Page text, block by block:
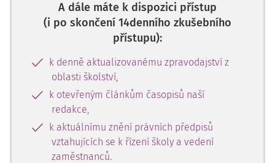
A dále máte k dispozici přístup
(i po skončení 14denního zkušebního
přístupu):
k denně aktualizovanému zpravodajství z
oblasti školství,
k otevřeným článkům časopisů naší
redakce,
k aktuálnímu znění právních předpisů
vztahujících se k řízení školy a vedení
zaměstnanců.